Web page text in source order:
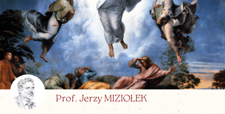
Prof. Jerzy MIZIOŁEK